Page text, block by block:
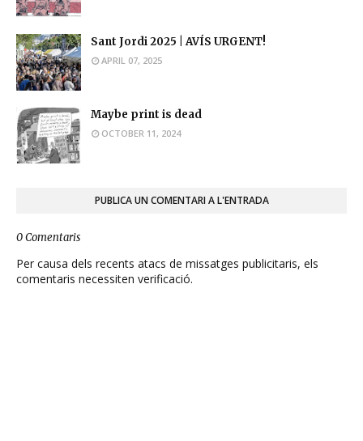
Sant Jordi 2025 | AVÍS URGENT!
APRIL 07, 2025
Maybe print is dead
OCTOBER 11, 2024
PUBLICA UN COMENTARI A L'ENTRADA
0 Comentaris
Per causa dels recents atacs de missatges publicitaris, els
comentaris necessiten verificació.